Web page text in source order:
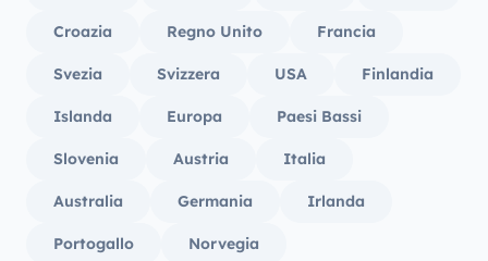
Croazia Regno Unito Francia
Svezia Svizzera USA Finlandia
Islanda Europa Paesi Bassi
Slovenia Austria Italia
Australia Germania Irlanda
Portogallo Norvegia